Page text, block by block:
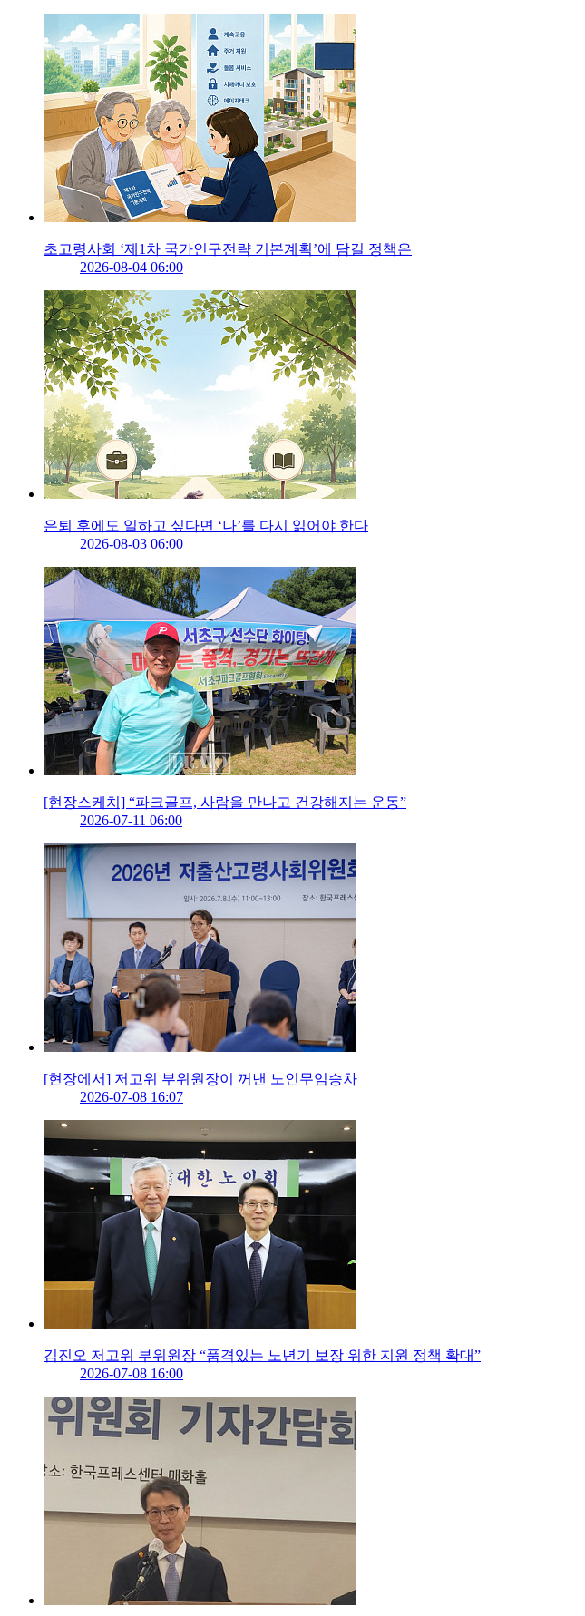
초고령사회 ‘제1차 국가인구전략 기본계획’에 담길 정책은
2026-08-04 06:00
은퇴 후에도 일하고 싶다면 ‘나’를 다시 읽어야 한다
2026-08-03 06:00
[현장스케치] “파크골프, 사람을 만나고 건강해지는 운동”
2026-07-11 06:00
[현장에서] 저고위 부위원장이 꺼낸 노인무임승차
2026-07-08 16:07
김진오 저고위 부위원장 “품격있는 노년기 보장 위한 지원 정책 확대”
2026-07-08 16:00